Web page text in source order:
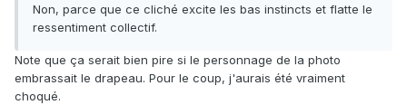
Non, parce que ce cliché excite les bas instincts et flatte le
ressentiment collectif.
Note que ça serait bien pire si le personnage de la photo
embrassait le drapeau. Pour le coup, j'aurais été vraiment
choqué.